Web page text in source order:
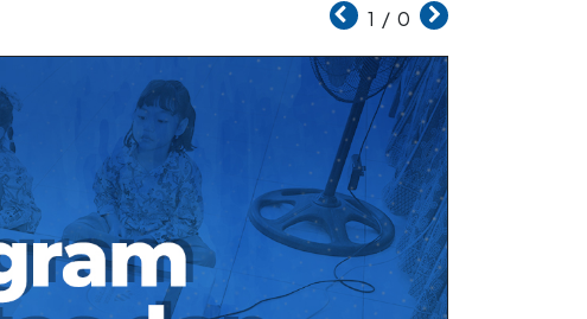
1 / 0